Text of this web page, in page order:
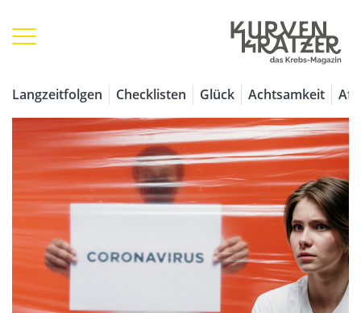
Langzeitfolgen Checklisten Glück Achtsamkeit